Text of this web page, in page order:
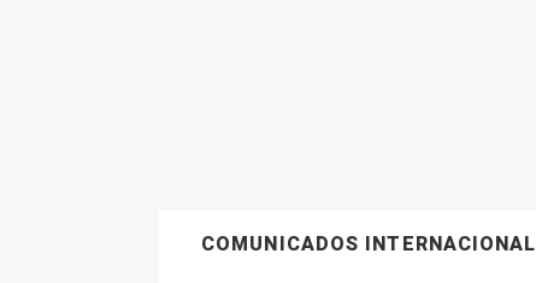
COMUNICADOS INTERNACIONAL